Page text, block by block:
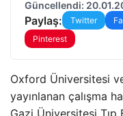
Güncellendi:
Paylaş: Twitter
Pinterest
Oxford Üniversitesi
yayınlanan çalışma
Gazi Üniversitesi Tıp